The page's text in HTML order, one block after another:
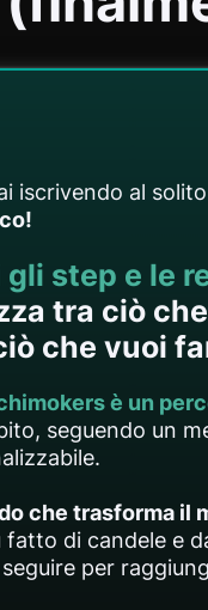
iscrivendo al
step e le
tra ciò
che vuoi
è un
seguendo un
che trasforma il
fatto di candele e
per